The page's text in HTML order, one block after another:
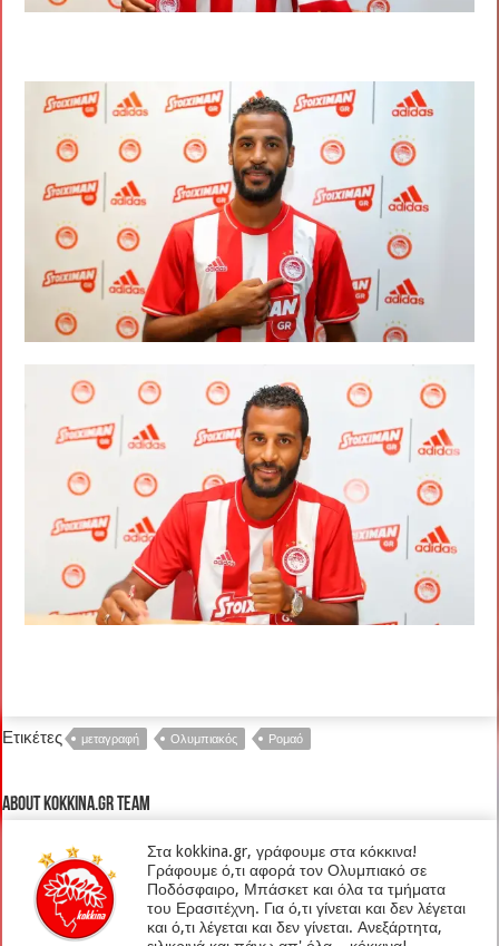
Ετικέτες μεταγραφή Ολυμπιακός Ρομαό
About kokkina.gr TEAM
Στα kokkina.gr, γράφουμε στα κόκκινα!
Γράφουμε ό,τι αφορά τον Ολυμπιακό σε
Ποδόσφαιρο, Μπάσκετ και όλα τα τμήματα
του Ερασιτέχνη. Για ό,τι γίνεται και δεν λέγεται
και ό,τι λέγεται και δεν γίνεται. Ανεξάρτητα,